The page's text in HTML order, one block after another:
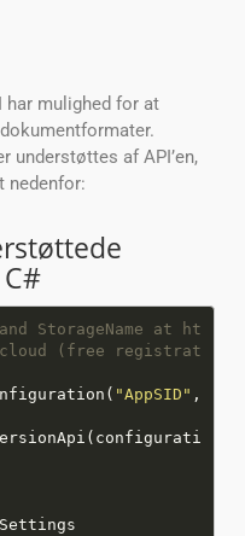
har mulighed for at
understøttes af API’en,
nedenfor:
StorageName at ht
(free registrat
"AppSID" ,